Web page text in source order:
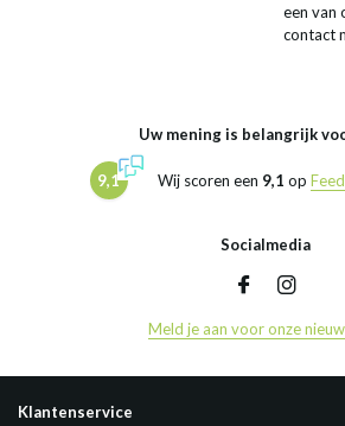
een van
contact
Uw mening is belangrijk
9,1 Wij scoren een 9,1 op
Socialmedia
Meld je aan voor onze
Klantenservice